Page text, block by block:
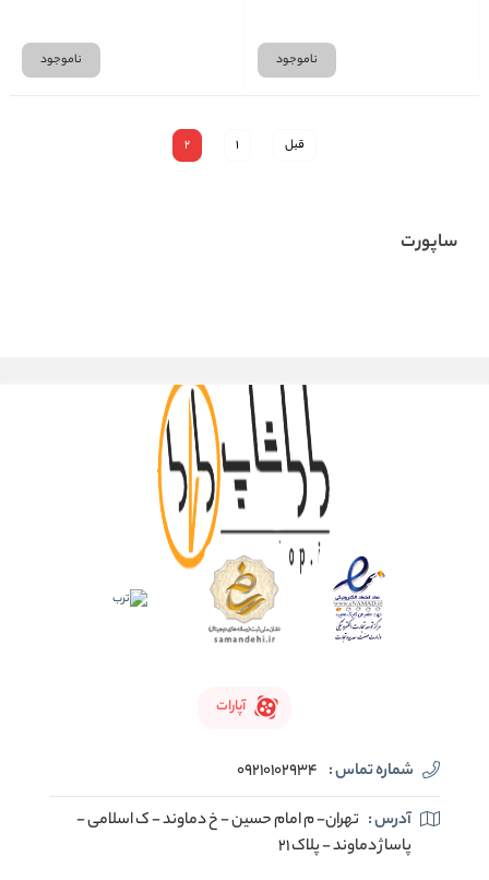
ناموجود ناموجود
قبل 1
2
ساپورت
آپارات
شماره تماس : 09210102934
آدرس : تهران- م امام حسین - خ دماوند - ک اسلامی -
پاساژ دماوند - پلاک 21